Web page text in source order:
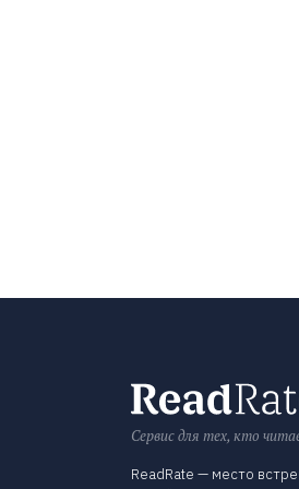
Сервис для тех, кто
ReadRate — место